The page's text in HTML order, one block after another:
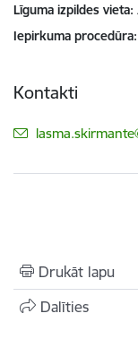
Līguma izpildes vieta
Iepirkuma procedūra
Kontakti
E-pasts:
Drukāt lapu
Dalīties